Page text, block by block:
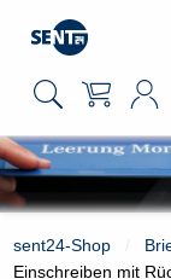
sent24-Shop
Einschreiben mit